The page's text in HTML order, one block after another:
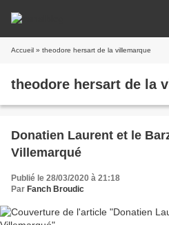
Accueil » theodore hersart de la villemarque
theodore hersart de la
Donatien Laurent et le
Villemarqué
Publié le 28/03/2020 à 21:18
Par Fanch Broudic